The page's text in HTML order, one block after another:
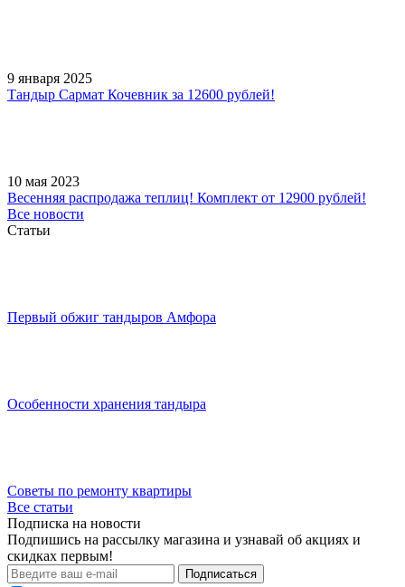
9 января 2025
Тандыр Сармат Кочевник за 12600 рублей!
10 мая 2023
Весенняя распродажа теплиц! Комплект от 12900 рублей!
Все новости
Статьи
Первый обжиг тандыров Амфора
Особенности хранения тандыра
Советы по ремонту квартиры
Все статьи
Подписка на новости
Подпишись на рассылку магазина и узнавай об акциях и
скидках первым!
Подписаться